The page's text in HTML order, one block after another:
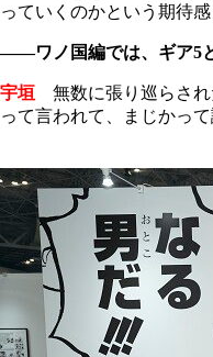
っていくのかという期待感
――ワノ国編では、ギア5
宇垣 無数に張り巡らされ
って言われて、まじかっ